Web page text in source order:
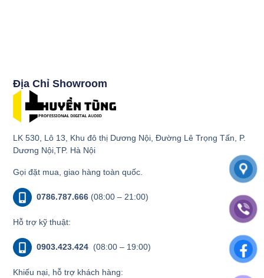
Địa Chỉ Showroom
LK 530, Lô 13, Khu đô thị Dương Nội, Đường Lê Trọng Tấn, P.
Dương Nội,TP. Hà Nội
Gọi đặt mua, giao hàng toàn quốc.
0786.787.666 (08:00 – 21:00)
Hỗ trợ kỹ thuật:
0903.423.424 (08:00 – 19:00)
Khiếu nại, hỗ trợ khách hàng: